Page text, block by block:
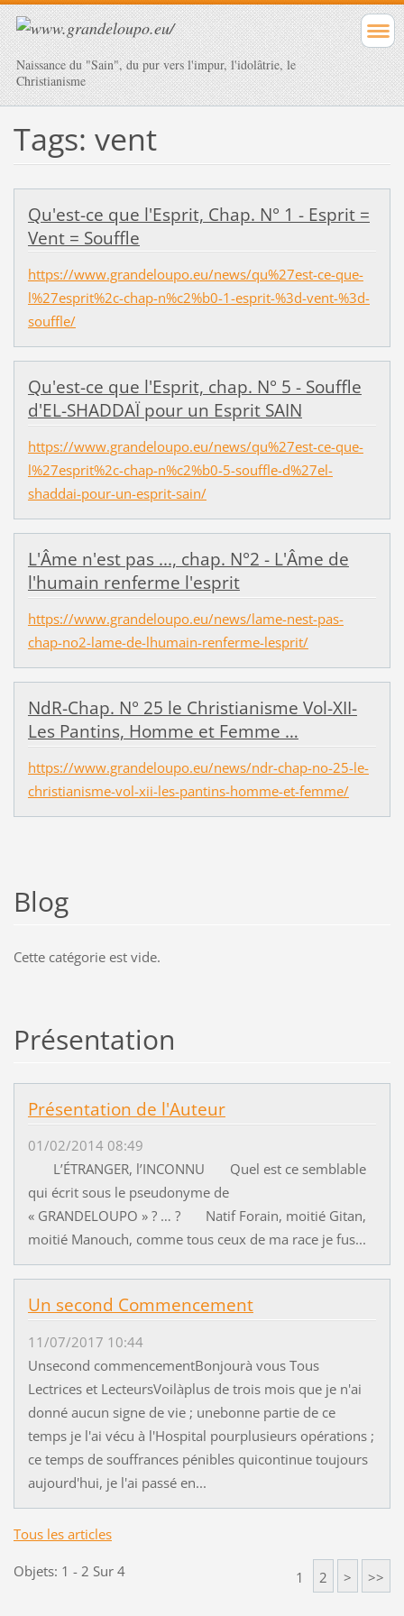
Naissance du "Sain", du pur vers l'impur, l'idolâtrie, le
Christianisme
Tags: vent
Qu'est-ce que l'Esprit, Chap. N° 1 - Esprit =
Vent = Souffle
https://www.grandeloupo.eu/news/qu%27est-ce-que-
l%27esprit%2c-chap-n%c2%b0-1-esprit-%3d-vent-%3d-
souffle/
Qu'est-ce que l'Esprit, chap. N° 5 - Souffle
d'EL-SHADDAÏ pour un Esprit SAIN
https://www.grandeloupo.eu/news/qu%27est-ce-que-
l%27esprit%2c-chap-n%c2%b0-5-souffle-d%27el-
shaddai-pour-un-esprit-sain/
L'Âme n'est pas ..., chap. N°2 - L'Âme de
l'humain renferme l'esprit
https://www.grandeloupo.eu/news/lame-nest-pas-
chap-no2-lame-de-lhumain-renferme-lesprit/
NdR-Chap. N° 25 le Christianisme Vol-XII-
Les Pantins, Homme et Femme …
https://www.grandeloupo.eu/news/ndr-chap-no-25-le-
christianisme-vol-xii-les-pantins-homme-et-femme/
Blog
Cette catégorie est vide.
Présentation
Présentation de l'Auteur
01/02/2014 08:49
L’ÉTRANGER, l’INCONNU Quel est ce semblable
qui écrit sous le pseudonyme de
« GRANDELOUPO » ? … ? Natif Forain, moitié Gitan,
moitié Manouch, comme tous ceux de ma race je fus...
Un second Commencement
11/07/2017 10:44
Unsecond commencementBonjourà vous Tous
Lectrices et LecteursVoilàplus de trois mois que je n'ai
donné aucun signe de vie ; unebonne partie de ce
temps je l'ai vécu à l'Hospital pourplusieurs opérations ;
ce temps de souffrances pénibles quicontinue toujours
aujourd'hui, je l'ai passé en...
Tous les articles
Objets: 1 - 2 Sur 4 1 2 > >>